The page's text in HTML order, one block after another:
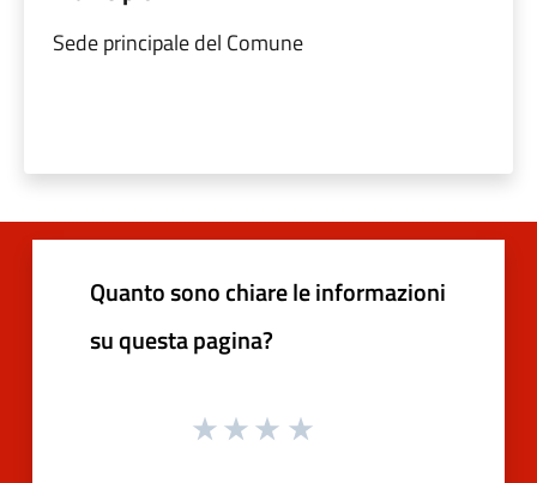
Sede principale del Comune
Quanto sono chiare le informazioni
su questa pagina?